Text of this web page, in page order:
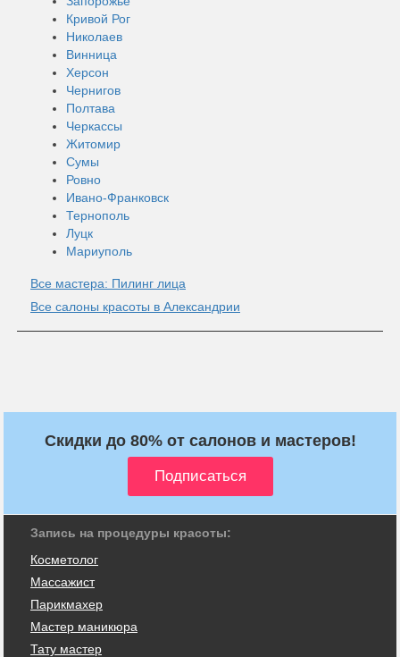
Кривой Рог
Николаев
Винница
Херсон
Чернигов
Полтава
Черкассы
Житомир
Сумы
Ровно
Ивано-Франковск
Тернополь
Луцк
Мариуполь
Все мастера: Пилинг лица
Все салоны красоты в Александрии
Скидки до 80% от салонов и мастеров!
Запись на процедуры красоты:
Косметолог
Массажист
Парикмахер
Мастер маникюра
Тату мастер